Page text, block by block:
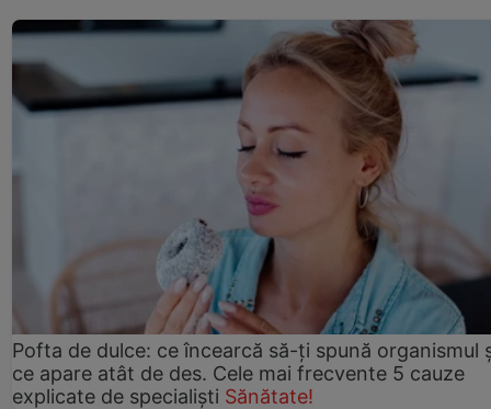
Pofta de dulce: ce încearcă să-ți spună organismul
ce apare atât de des. Cele mai frecvente 5 cauze
explicate de specialiști Sănătate!